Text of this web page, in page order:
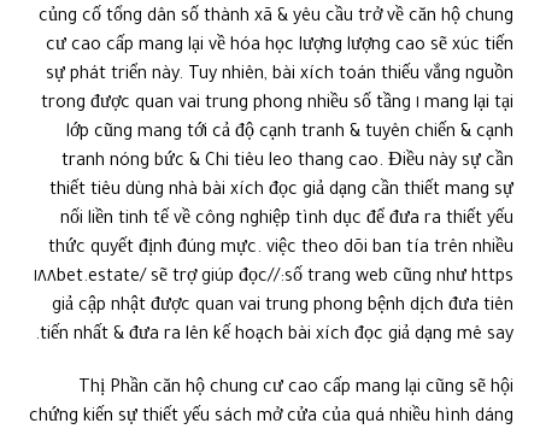
củng cố tổng dân số thành xã & yêu cầu trở về căn hộ chung
cư cao cấp mang lại về hóa học lượng lượng cao sẽ xúc tiến
sự phát triển này. Tuy nhiên, bài xích toán thiếu vắng nguồn
mang lại tại ١ trong được quan vai trung phong nhiều số tầng
lớp cũng mang tới cả độ cạnh tranh & tuyên chiến & cạnh
tranh nóng bức & Chi tiêu leo thang cao. Điều này sự cần
thiết tiêu dùng nhà bài xích đọc giả dạng cần thiết mang sự
nối liền tinh tế về công nghiệp tình dục để đưa ra thiết yếu
thức quyết định đúng mực. việc theo dõi ban tía trên nhiều
số trang web cũng như https://١٨٨bet.estate/ sẽ trợ giúp đọc
giả cập nhật được quan vai trung phong bệnh dịch đưa tiên
tiến nhất & đưa ra lên kế hoạch bài xích đọc giả dạng mê say.
Thị Phần căn hộ chung cư cao cấp mang lại cũng sẽ hội
chứng kiến sự thiết yếu sách mở cửa của quá nhiều hình dáng